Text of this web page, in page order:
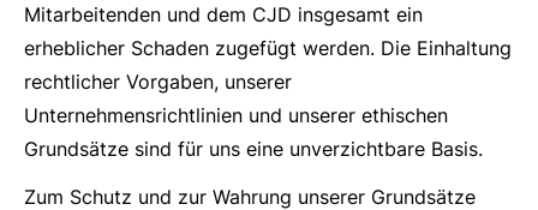
Mitarbeitenden und dem CJD insgesamt ein
erheblicher Schaden zugefügt werden. Die Einhaltung
rechtlicher Vorgaben, unserer
Unternehmensrichtlinien und unserer ethischen
Grundsätze sind für uns eine unverzichtbare Basis.
Zum Schutz und zur Wahrung unserer Grundsätze